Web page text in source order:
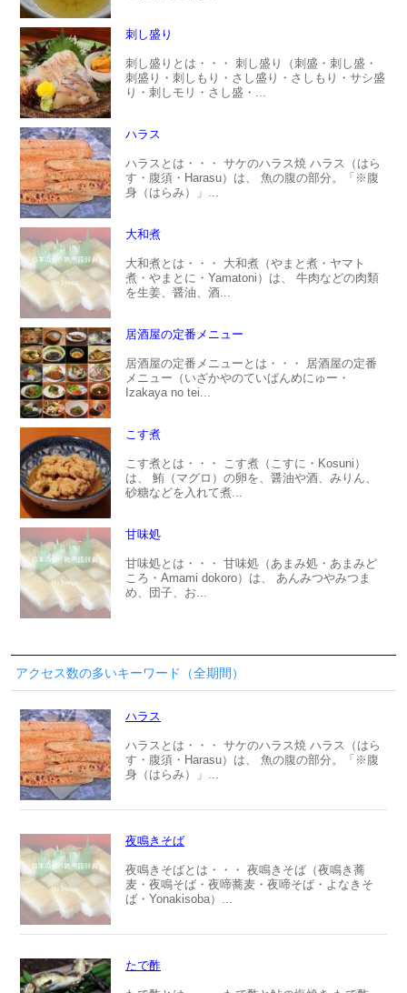
刺し盛り
刺し盛りとは・・・ 刺し盛り（刺盛・刺し盛・
刺盛り・刺しもり・さし盛り・さしもり・サシ盛
り・刺しモリ・さし盛・...
ハラス
ハラスとは・・・ サケのハラス焼 ハラス（はら
す・腹須・Harasu）は、 魚の腹の部分。「※腹
身（はらみ）」...
大和煮
大和煮とは・・・ 大和煮（やまと煮・ヤマト
煮・やまとに・Yamatoni）は、 牛肉などの肉類
を生姜、醤油、酒...
居酒屋の定番メニュー
居酒屋の定番メニューとは・・・ 居酒屋の定番
メニュー（いざかやのていばんめにゅー・
Izakaya no tei...
こす煮
こす煮とは・・・ こす煮（こすに・Kosuni）
は、 鮪（マグロ）の卵を、醤油や酒、みりん、
砂糖などを入れて煮...
甘味処
甘味処とは・・・ 甘味処（あまみ処・あまみど
ころ・Amami dokoro）は、 あんみつやみつま
め、団子、お...
アクセス数の多いキーワード（全期間）
ハラス
ハラスとは・・・ サケのハラス焼 ハラス（はら
す・腹須・Harasu）は、 魚の腹の部分。「※腹
身（はらみ）」...
夜鳴きそば
夜鳴きそばとは・・・ 夜鳴きそば（夜鳴き蕎
麦・夜鳴そば・夜啼蕎麦・夜啼そば・よなきそ
ば・Yonakisoba）...
たで酢